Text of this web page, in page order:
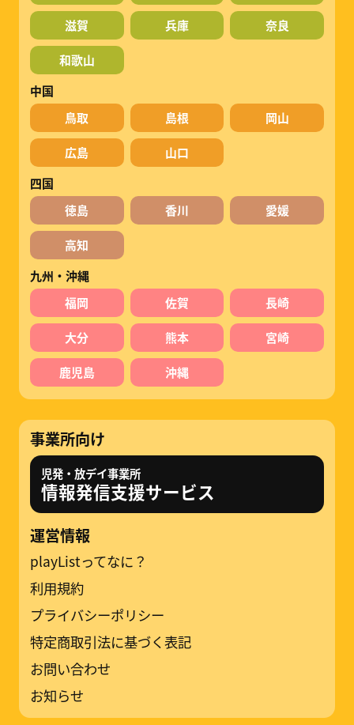
滋賀 兵庫 奈良
和歌山
中国
鳥取
島根 岡山
広島
山口
四国
徳島
香川 愛媛
高知
九州・沖縄
福岡
佐賀 長崎
大分 熊本 宮崎
鹿児島 沖縄
事業所向け
児発・放デイ事業所
情報発信支援サービス
運営情報
playListってなに？
利用規約
プライバシーポリシー
特定商取引法に基づく表記
お問い合わせ
お知らせ